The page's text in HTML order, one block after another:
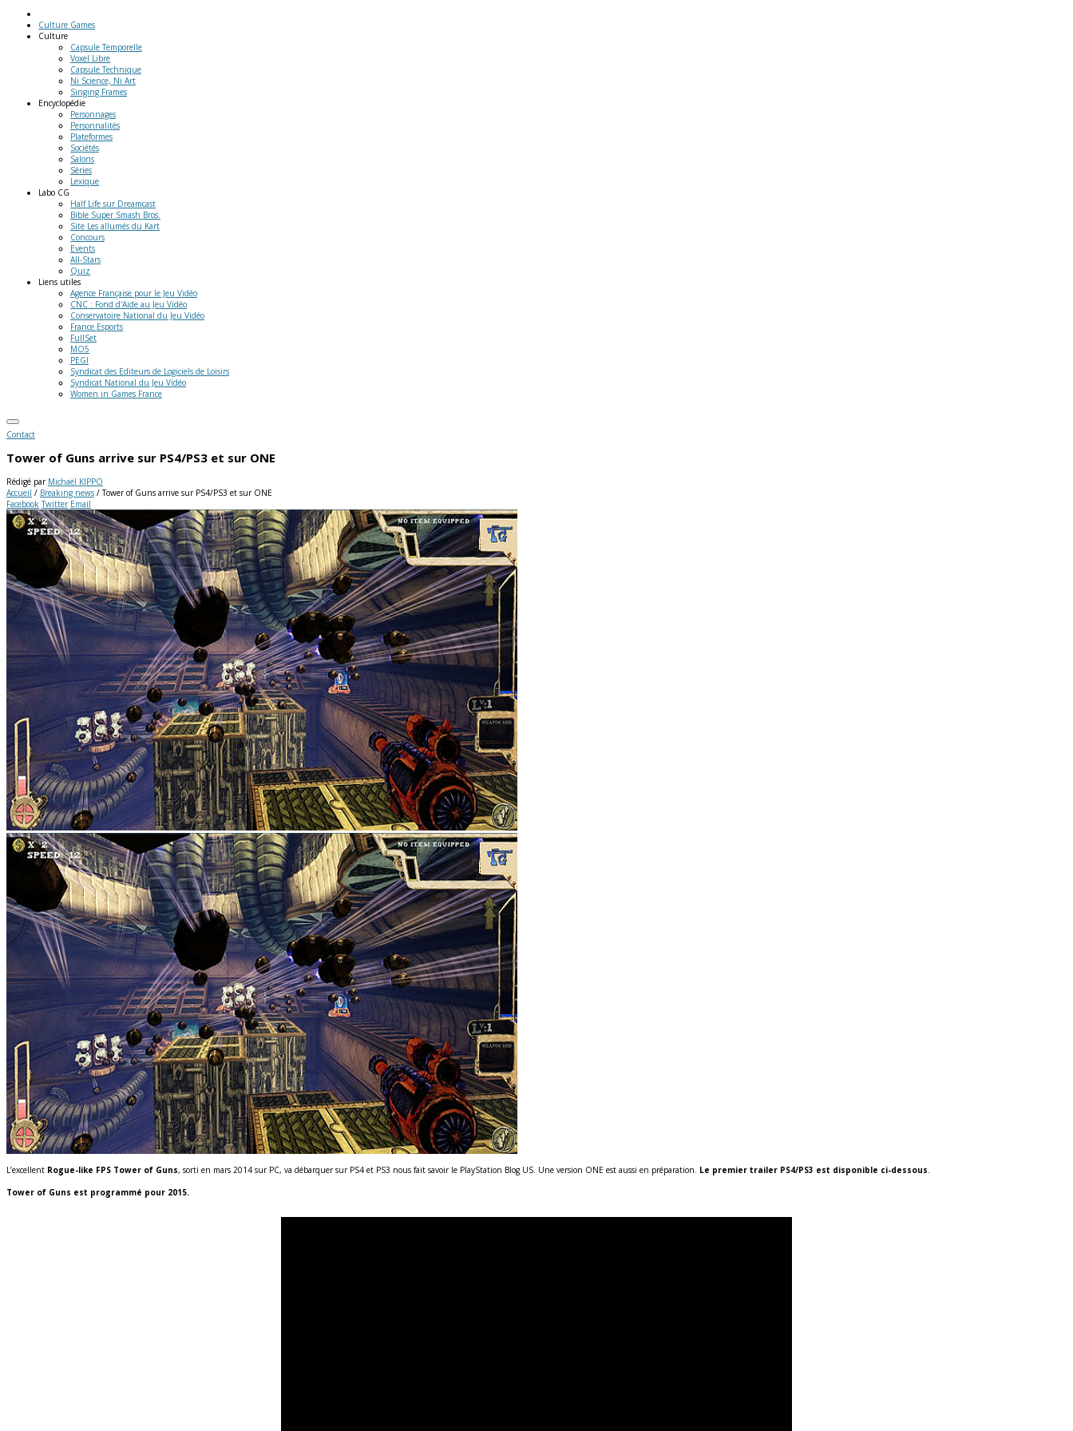
Culture Games
Culture
Capsule Temporelle
Voxel Libre
Capsule Technique
Ni Science, Ni Art
Singing Frames
Encyclopédie
Personnages
Personnalités
Plateformes
Sociétés
Salons
Séries
Lexique
Labo CG
Half Life sur Dreamcast
Bible Super Smash Bros.
Site Les allumés du Kart
Concours
Events
All-Stars
Quiz
Liens utiles
Agence Française pour le Jeu Vidéo
CNC : Fond d'Aide au Jeu Vidéo
Conservatoire National du Jeu Vidéo
France Esports
FullSet
MO5
PEGI
Syndicat des Editeurs de Logiciels de Loisirs
Syndicat National du Jeu Vidéo
Women in Games France
Contact
Tower of Guns arrive sur PS4/PS3 et sur ONE
Rédigé par Michaël KIPPO
Accueil / Breaking news / Tower of Guns arrive sur PS4/PS3 et sur ONE
Facebook Twitter Email
L’excellent Rogue-like FPS Tower of Guns, sorti en mars 2014 sur PC, va débarquer sur PS4 et PS3 nous fait savoir le PlayStation Blog US. Une version ONE est aussi en préparation. Le premier trailer PS4/PS3 est disponible ci-dessous.
Tower of Guns est programmé pour 2015.